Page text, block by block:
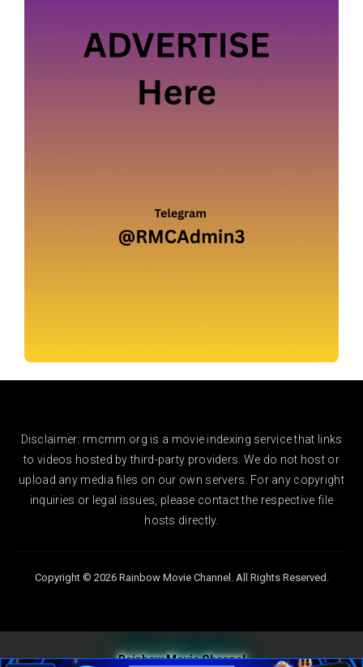
Disclaimer: rmcmm.org is a movie indexing service that links
to videos hosted by third-party providers. We do not host or
upload any media files on our own servers. For any copyright
inquiries or legal issues, please contact the respective file
hosts directly.
Copyright © 2026 Rainbow Movie Channel. All Rights Reserved.
Rainbow Movie Channel